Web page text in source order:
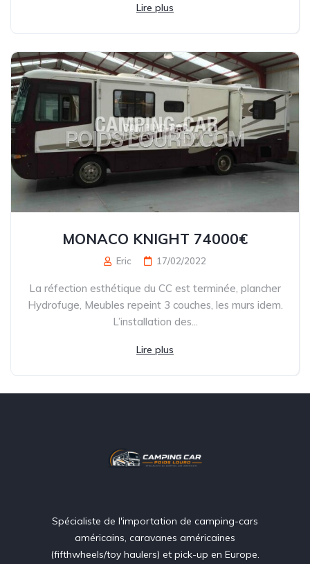
Lire plus
MONACO KNIGHT 74000€
Eric 17/02/2022
La réfection esthétique du CC est terminée, plancher
Hydrofuge, Meubles repeint 3 couches, les murs idem.
L’installation des...
Lire plus
Spécialiste de l'importation de camping-cars
américains, caravanes américaines
(fifthwheels/toy haulers) et pick-up en Europe.